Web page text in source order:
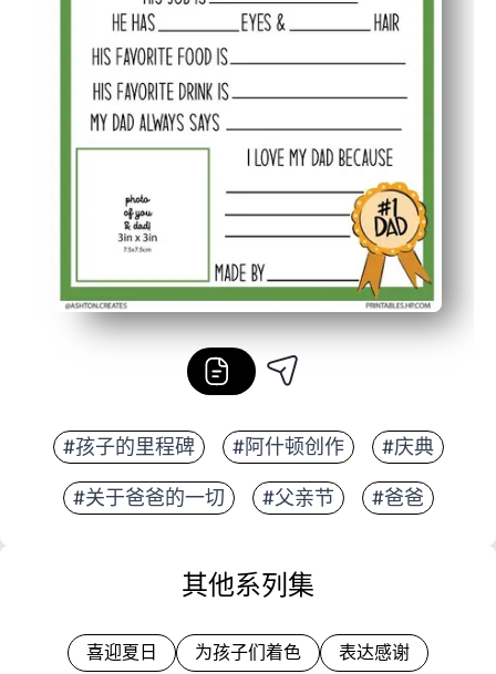
#孩子的里程碑 #阿什顿创作 #庆典
#关于爸爸的一切 #父亲节 #爸爸
其他系列集
喜迎夏日 为孩子们着色 表达感谢